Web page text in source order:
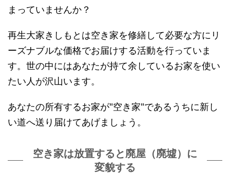
まっていませんか？
再生大家きしもとは空き家を修繕して必要な方にリ
ーズナブルな価格でお届けする活動を行っていま
す。世の中にはあなたが持て余しているお家を使い
たい人が沢山います。
あなたの所有するお家が"空き家"であるうちに新し
い道へ送り届けてあげましょう。
空き家は放置すると廃屋（廃墟）に
変貌する